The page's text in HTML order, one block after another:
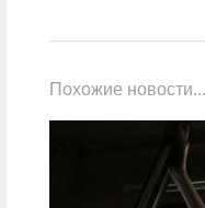
Похожие новости...